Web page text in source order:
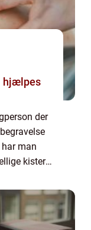
hjælpes
der
man
kister,
a...